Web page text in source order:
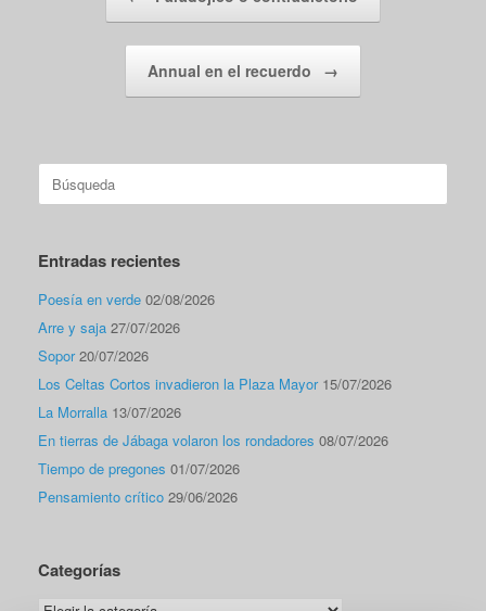
Annual en el recuerdo →
Buscar:
Entradas recientes
Poesía en verde 02/08/2026
Arre y saja 27/07/2026
Sopor 20/07/2026
Los Celtas Cortos invadieron la Plaza Mayor 15/07/2026
La Morralla 13/07/2026
En tierras de Jábaga volaron los rondadores 08/07/2026
Tiempo de pregones 01/07/2026
Pensamiento crítico 29/06/2026
Categorías
Categorías